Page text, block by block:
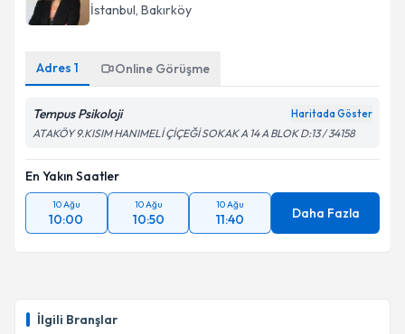
İlgili Branşlar
İstanbul, Bakırköy
Adres 1 Online Görüşme
Tempus Psikoloji Haritada Göster
ATAKÖY 9.KISIM HANIMELİ ÇİÇEĞİ SOKAK A 14 A BLOK D:13 / 34158
En Yakın Saatler
10 Ağu
10:00
10 Ağu
10:50
10 Ağu
11:40 Daha Fazla